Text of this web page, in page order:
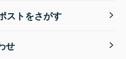
ストをさがす
せ